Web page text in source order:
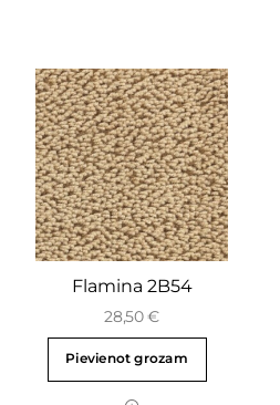
Flamina 2B54
28,50€
Pievienot grozam